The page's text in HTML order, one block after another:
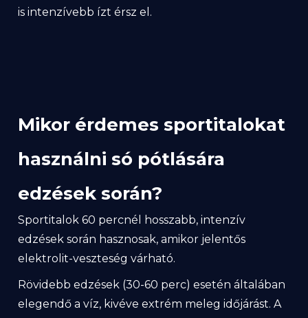
is intenzívebb ízt érsz el.
Mikor érdemes sportitalokat
használni só pótlására
edzések során?
Sportitalok 60 percnél hosszabb, intenzív
edzések során hasznosak, amikor jelentős
elektrolit-veszteség várható.
Rövidebb edzések (30-60 perc) esetén általában
elegendő a víz, kivéve extrém meleg időjárást. A